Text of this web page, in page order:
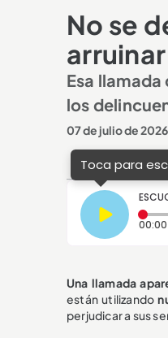
No se
Esa
los
07 de julio de 2026
Toca para
00:00
Una llamada
están utilizando
perjudicar a sus